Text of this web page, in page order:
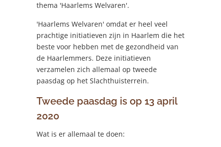
thema 'Haarlems Welvaren'.
'Haarlems Welvaren' omdat er heel veel
prachtige initiatieven zijn in Haarlem die het
beste voor hebben met de gezondheid van
de Haarlemmers. Deze initiatieven
verzamelen zich allemaal op tweede
paasdag op het Slachthuisterrein.
Tweede paasdag is op 13 april
2020
Wat is er allemaal te doen: